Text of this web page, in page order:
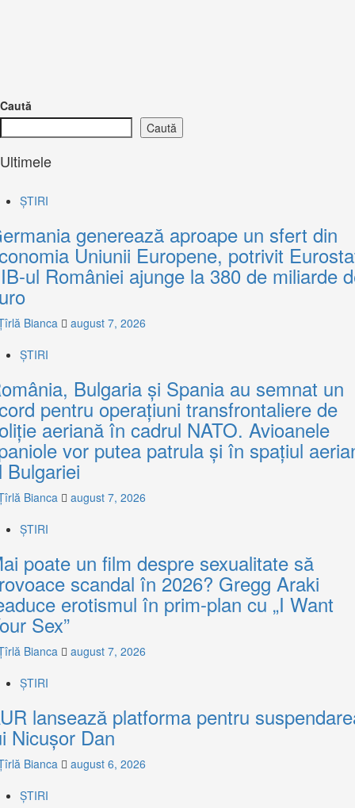
Caută
Caută
Ultimele
ȘTIRI
generează aproape un sfert din
Uniunii Europene, potrivit
ul României ajunge la 380 de miliarde
Bianca
august 7, 2026
ȘTIRI
Bulgaria și Spania au semnat un
pentru operațiuni transfrontaliere de
aeriană în cadrul NATO. Avioanele
vor putea patrula și în spațiul
Bulgariei
Bianca
august 7, 2026
ȘTIRI
poate un film despre sexualitate să
scandal în 2026? Gregg Araki
erotismul în prim-plan cu „I Want
Sex”
Bianca
august 7, 2026
ȘTIRI
lansează platforma pentru
Nicușor Dan
Bianca
august 6, 2026
ȘTIRI